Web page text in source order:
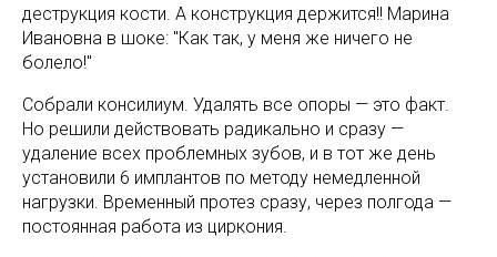
деструкция кости. А конструкция держится!! Марина
Ивановна в шоке: "Как так, у меня же ничего не
болело!"
Собрали консилиум. Удалять все опоры — это факт.
Но решили действовать радикально и сразу —
удаление всех проблемных зубов, и в тот же день
установили 6 имплантов по методу немедленной
нагрузки. Временный протез сразу, через полгода —
постоянная работа из циркония.